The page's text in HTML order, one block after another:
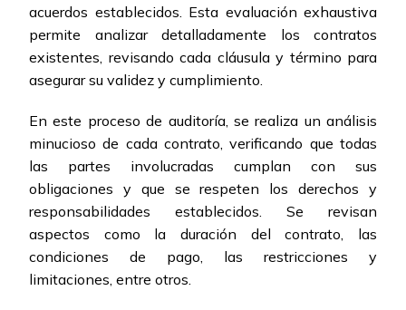
acuerdos establecidos. Esta evaluación exhaustiva
permite analizar detalladamente los contratos
existentes, revisando cada cláusula y término para
asegurar su validez y cumplimiento.
En este proceso de auditoría, se realiza un análisis
minucioso de cada contrato, verificando que todas
las partes involucradas cumplan con sus
obligaciones y que se respeten los derechos y
responsabilidades establecidos. Se revisan
aspectos como la duración del contrato, las
condiciones de pago, las restricciones y
limitaciones, entre otros.